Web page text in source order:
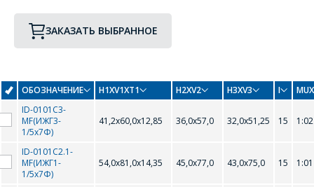
ЗАКАЗАТЬ ВЫБРАННОЕ
ОБОЗНАЧЕНИЕ H1XV1XT1 H2XV2 H3XV3 I
MUX
ID-0101С3-
MF(ИЖГ3-
1/5х7Ф)
41,2х60,0х12,85 36,0х57,0 32,0х51,25 15 1:02
ID-0101С2.1-
MF(ИЖГ1-
1/5х7Ф)
54,0х81,0х14,35 45,0х77,0 43,0х75,0 15 1:01
ОФОРМИТЬ ЗАКАЗ